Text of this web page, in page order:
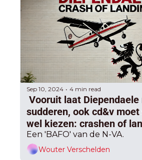
Sep 10, 2024 • 4 min read
Vooruit laat Diependaele
sudderen, ook cd&v
wel kiezen: crashen of
Vlaamse formatie
Een 'BAFO' van de N-VA.
Wouter Verschelden